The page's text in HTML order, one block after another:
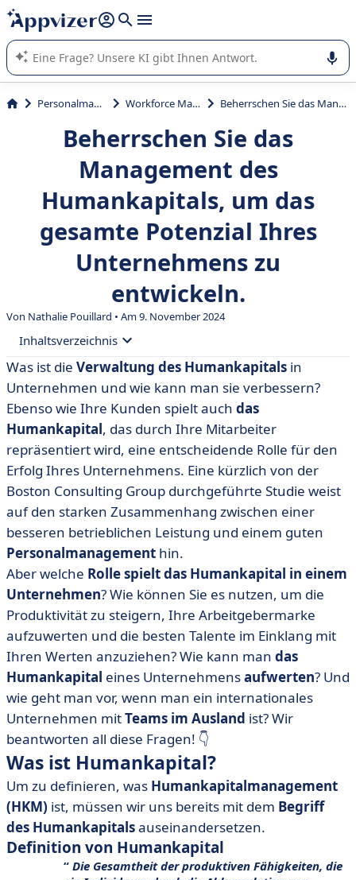
beantworten (mehrere Zeilen mit
Die KI von Appvizer führt Sie bei der Nutzung oder Auswahl
von SaaS-Software in Unternehmen.
Personalmanagement Workforce Management Beherrschen Sie das Management des Humankapitals, um das gesamte Potenzial Ihres Unternehmens zu entwickeln.
Beherrschen Sie das
Management des
Humankapitals, um das
gesamte Potenzial Ihres
Unternehmens zu
entwickeln.
Von Nathalie Pouillard • Am 9. November 2024
Inhaltsverzeichnis
• Was ist Humankapital?
• Welche Rolle spielt das Humankapital?
• Wie kann man das Humankapital in einem
Unternehmen aufwerten?
• Wie verwaltet man das Humankapital in einem
internationalen Unternehmen?
• Humanpotenzial: Synonym für Humankapital?
Was ist die Verwaltung des Humankapitals in
Unternehmen und wie kann man sie verbessern?
Ebenso wie Ihre Kunden spielt auch das
Humankapital, das durch Ihre Mitarbeiter
repräsentiert wird, eine entscheidende Rolle für den
Erfolg Ihres Unternehmens. Eine kürzlich von der
Boston Consulting Group durchgeführte Studie weist
auf den starken Zusammenhang zwischen einer
besseren betrieblichen Leistung und einem guten
Personalmanagement hin.
Aber welche Rolle spielt das Humankapital in einem
Unternehmen? Wie können Sie es nutzen, um die
Produktivität zu steigern, Ihre Arbeitgebermarke
aufzuwerten und die besten Talente im Einklang mit
Ihren Werten anzuziehen? Wie kann man das
Humankapital eines Unternehmensaufwerten? Und
wie geht man vor, wenn man ein internationales
Unternehmen mitTeams im Ausland ist? Wir
beantworten all diese Fragen! 👇
Was ist Humankapital?
Um zu definieren, was Humankapitalmanagement
(HKM) ist, müssen wir uns bereits mit dem Begriff
des Humankapitalsauseinandersetzen.
Definition von Humankapital
Die Gesamtheit der produktiven Fähigkeiten, die